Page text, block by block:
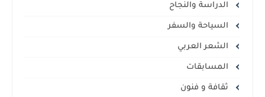
الدراسة والنجاح
السياحة والسفر
الشعر العربي
المسابقات
ثقافة و فنون